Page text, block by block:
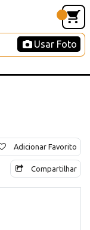
Usar Foto
Adicionar Favorito
Compartilhar